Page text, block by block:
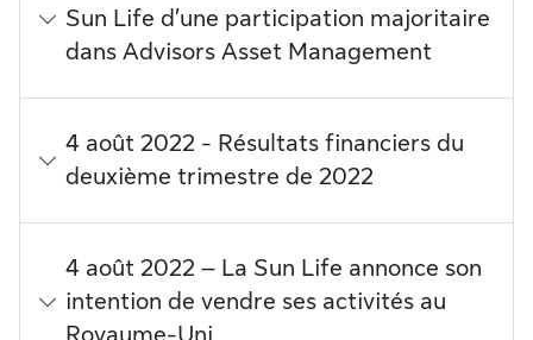
Sun Life d’une participation majoritaire
dans Advisors Asset Management
4 août 2022 - Résultats financiers du
deuxième trimestre de 2022
4 août 2022 – La Sun Life annonce son
intention de vendre ses activités au